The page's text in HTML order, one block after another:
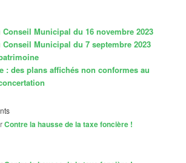
Municipal du 16 novembre 2023
Municipal du 7 septembre 2023
: des plans affichés non conformes au
Contre la hausse de la taxe foncière !